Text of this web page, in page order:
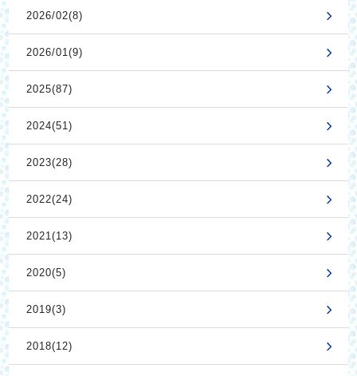
2026/02(8)
2026/01(9)
2025(87)
2024(51)
2023(28)
2022(24)
2021(13)
2020(5)
2019(3)
2018(12)